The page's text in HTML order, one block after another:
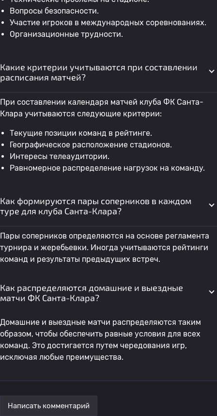
Вопросы безопасности.
Участие игроков в международных соревнованиях.
Организационные трудности.
Какие критерии учитываются при составлении
расписания матчей?
При составлении календаря матчей клуба ФК Санта-
Клара учитываются следующие критерии:
Текущие позиции команд в рейтинге.
Географическое расположение стадионов.
Интересы телеаудитории.
Равномерное распределение нагрузок на команду.
Как формируются пары соперников в каждом
туре для клуба Санта-Клара?
Пары соперников определяются на основе регламента
турнира и жеребьевки. Иногда учитываются рейтинги
команд и результаты предыдущих встреч.
Как распределяются домашние и выездные
матчи ФК Санта-Клара?
Домашние и выездные матчи распределяются таким
образом, чтобы обеспечить равные условия для всех
команд. Это достигается путем чередования игр,
исключая любые преимущества.
Написать комментарий